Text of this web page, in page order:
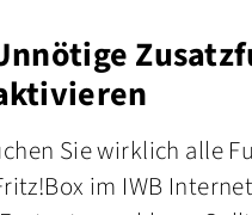
Sie wirklich alle
im IWB